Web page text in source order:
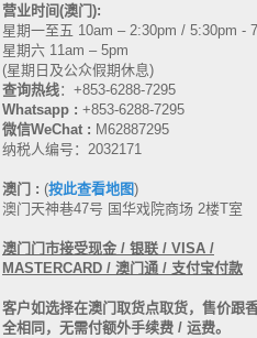
营业时间(澳门):
星期一至五 10am – 2:30pm / 5:30pm -
星期六 11am – 5pm
(星期日及公众假期休息)
查询热线： +853-6288-7295
Whatsapp : +853-6288-7295
微信WeChat : M62887295
纳税人编号：2032171
澳门 : (按此查看地图)
澳门天神巷47号 国华戏院商场 2楼T室
澳门门市接受现金 / 银联 / VISA /
MASTERCARD / 澳门通 / 支付宝付款
客户如选择在澳门取货点取货，售价跟
全相同，无需付额外手续费 / 运费。